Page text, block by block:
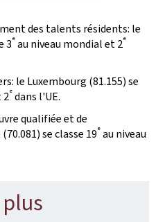
des talents résidents: le
3eau niveau mondial et 2e
le Luxembourg (81.155) se
2edans l'UE.
qualifiée et de
se classe 19eau niveau